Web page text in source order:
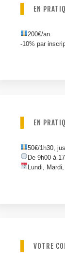
EN
200€/an.
-10% par
EN
50€/1h30,
De 9h00 à
Lundi,
VOTRE